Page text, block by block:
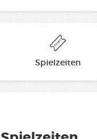
Spielzeiten